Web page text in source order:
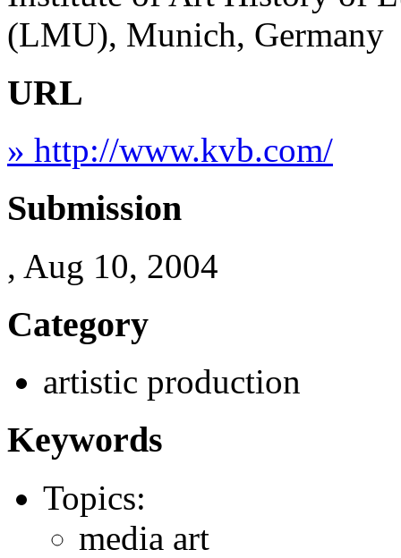
(LMU), Munich, Germany
URL
» http://www.kvb.com/
Submission
, Aug 10, 2004
Category
artistic production
Keywords
Topics:
media art